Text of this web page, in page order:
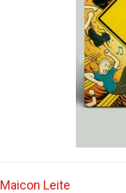
Maicon Leite